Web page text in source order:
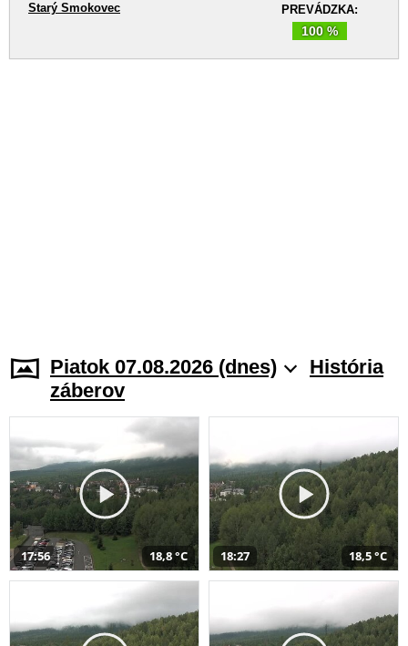
PREVÁDZKA:
100 %
Starý Smokovec
Piatok 07.08.2026 (dnes)
História
záberov
17:56 18,8 °C 18:27 18,5 °C